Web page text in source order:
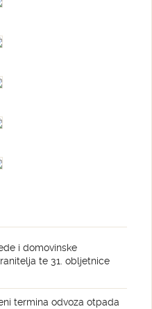
i domovinske
te 31. obljetnice
termina odvoza otpada